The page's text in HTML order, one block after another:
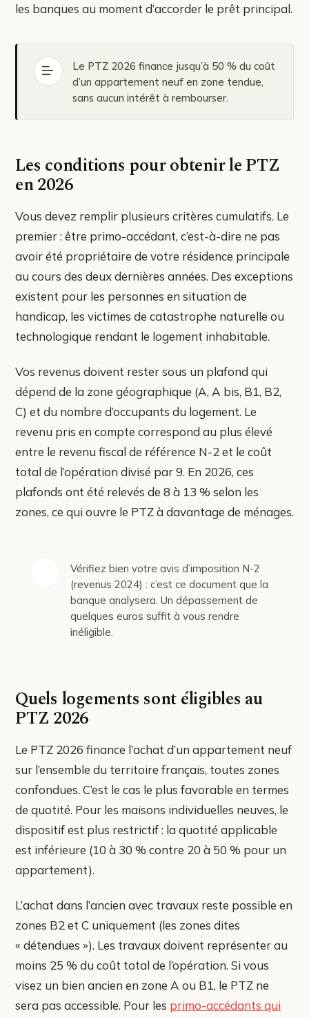
les banques au moment d’accorder le prêt principal.
Le PTZ 2026 finance jusqu’à 50 % du coût
d’un appartement neuf en zone tendue,
sans aucun intérêt à rembourser.
Les conditions pour obtenir le PTZ
en 2026
Vous devez remplir plusieurs critères cumulatifs. Le
premier : être primo-accédant, c’est-à-dire ne pas
avoir été propriétaire de votre résidence principale
au cours des deux dernières années. Des exceptions
existent pour les personnes en situation de
handicap, les victimes de catastrophe naturelle ou
technologique rendant le logement inhabitable.
Vos revenus doivent rester sous un plafond qui
dépend de la zone géographique (A, A bis, B1, B2,
C) et du nombre d’occupants du logement. Le
revenu pris en compte correspond au plus élevé
entre le revenu fiscal de référence N-2 et le coût
total de l’opération divisé par 9. En 2026, ces
plafonds ont été relevés de 8 à 13 % selon les
zones, ce qui ouvre le PTZ à davantage de ménages.
Vérifiez bien votre avis d’imposition N-2
(revenus 2024) : c’est ce document que la
banque analysera. Un dépassement de
quelques euros suffit à vous rendre
inéligible.
Quels logements sont éligibles au
PTZ 2026
Le PTZ 2026 finance l’achat d’un appartement neuf
sur l’ensemble du territoire français, toutes zones
confondues. C’est le cas le plus favorable en termes
de quotité. Pour les maisons individuelles neuves, le
dispositif est plus restrictif : la quotité applicable
est inférieure (10 à 30 % contre 20 à 50 % pour un
appartement).
L’achat dans l’ancien avec travaux reste possible en
zones B2 et C uniquement (les zones dites
« détendues »). Les travaux doivent représenter au
moins 25 % du coût total de l’opération. Si vous
visez un bien ancien en zone A ou B1, le PTZ ne
sera pas accessible. Pour les primo-accédants qui